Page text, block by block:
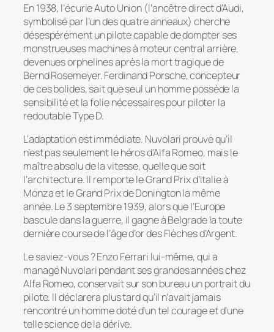
En 1938, l’écurie Auto Union (l’ancêtre direct d’Audi,
symbolisé par l’un des quatre anneaux) cherche
désespérément un pilote capable de dompter ses
monstrueuses machines à moteur central arrière,
devenues orphelines après la mort tragique de
Bernd Rosemeyer. Ferdinand Porsche, concepteur
de ces bolides, sait que seul un homme possède la
sensibilité et la folie nécessaires pour piloter la
redoutable Type D.
L’adaptation est immédiate. Nuvolari prouve qu’il
n’est pas seulement le héros d’Alfa Romeo, mais le
maître absolu de la vitesse, quelle que soit
l’architecture. Il remporte le Grand Prix d’Italie à
Monza et le Grand Prix de Donington la même
année. Le 3 septembre 1939, alors que l’Europe
bascule dans la guerre, il gagne à Belgrade la toute
dernière course de l’âge d’or des Flèches d’Argent.
Le saviez-vous ? Enzo Ferrari lui-même, qui a
managé Nuvolari pendant ses grandes années chez
Alfa Romeo, conservait sur son bureau un portrait du
pilote. Il déclarera plus tard qu’il n’avait jamais
rencontré un homme doté d’un tel courage et d’une
telle science de la dérive.